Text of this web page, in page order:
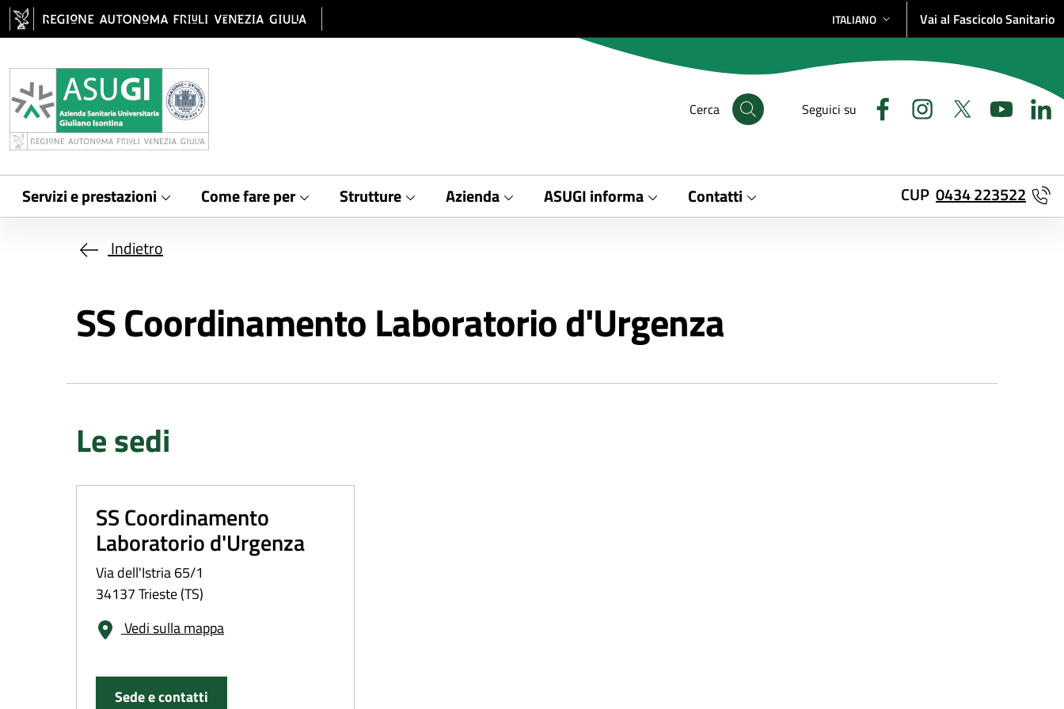
Salta al contenuto principale
SELEZIONE LINGUA: LINGUA SELEZIONATA
ITALIANO Vai al Fascicolo Sanitario
Cerca Seguici su
Servizi e prestazioni Come fare per Strutture Azienda ASUGI informa Contatti CUP 0434 223522
Indietro
SS Coordinamento Laboratorio d'Urgenza
Le sedi
SS Coordinamento
Laboratorio d'Urgenza
Via dell'Istria 65/1
34137 Trieste (TS)
Vedi sulla mappa
Sede e contatti